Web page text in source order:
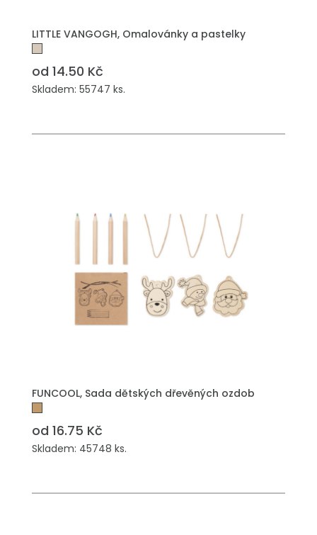
LITTLE VANGOGH, Omalovánky a pastelky
od 14.50 Kč
Skladem: 55747 ks.
FUNCOOL, Sada dětských dřevěných ozdob
od 16.75 Kč
Skladem: 45748 ks.